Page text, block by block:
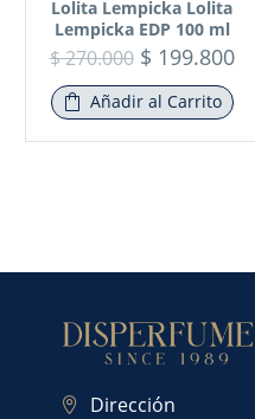
Lolita Lempicka Lolita
Lempicka EDP 100 ml
$270.000 $ 199.800
Añadir al Carrito
Dirección